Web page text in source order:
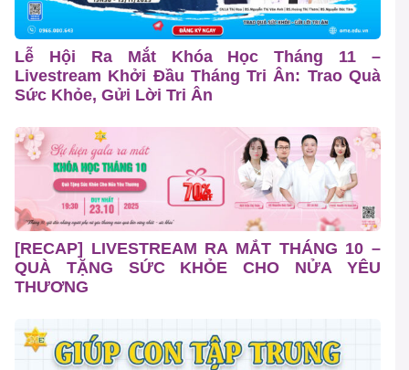
Lễ Hội Ra Mắt Khóa Học Tháng 11 –
Livestream Khởi Đầu Tháng Tri Ân: Trao Quà
Sức Khỏe, Gửi Lời Tri Ân
[RECAP] LIVESTREAM RA MẮT THÁNG 10 –
QUÀ TẶNG SỨC KHỎE CHO NỬA YÊU
THƯƠNG